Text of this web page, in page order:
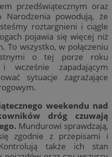
przedświątecznym oraz
Narodzenia powodują, że
roztargnieni i ciągle
pojawia się więcej niż
To wszystko, w połączeniu
o tej porze roku
wcześnie zapadającym
sytuacje zagrażające
weekendu nad
dróg czuwają
Mundurowi sprawdzają,
zgodnie z przepisami i
także ich stan